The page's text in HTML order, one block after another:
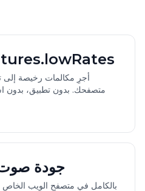
متصفحك. بدون تطبيق، بدون
جودة صوت